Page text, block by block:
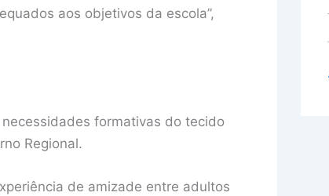
aos objetivos da escola”,
formativas do tecido
Regional.
de amizade entre adultos